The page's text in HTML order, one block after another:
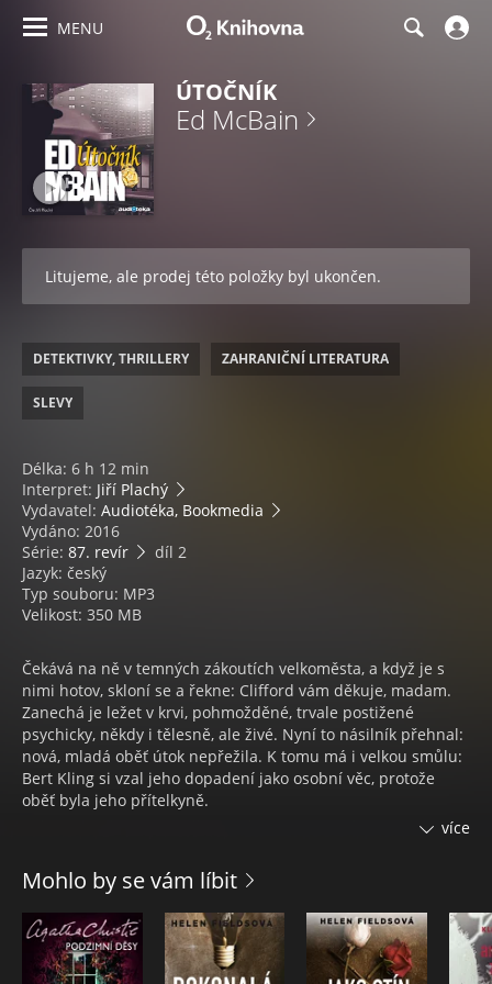
MENU
ÚTOČNÍK
Ed McBain
Litujeme, ale prodej této položky byl ukončen.
DETEKTIVKY, THRILLERY ZAHRANIČNÍ LITERATURA
SLEVY
Délka: 6 h 12 min
Interpret: Jiří Plachý
Vydavatel: Audiotéka, Bookmedia
Vydáno: 2016
Série: 87. revír
díl 2
Jazyk: český
Typ souboru: MP3
Velikost: 350 MB
Čekává na ně v temných zákoutích velkoměsta, a když je s
nimi hotov, skloní se a řekne: Clifford vám děkuje, madam.
Zanechá je ležet v krvi, pohmožděné, trvale postižené
psychicky, někdy i tělesně, ale živé. Nyní to násilník přehnal:
nová, mladá oběť útok nepřežila. K tomu má i velkou smůlu:
Bert Kling si vzal jeho dopadení jako osobní věc, protože
oběť byla jeho přítelkyně.
jménem Salvatore Lombino přijal svoje nové jméno (nejen
jako pseudonym, ale i v životě) v roce 1952 na radu
vydavatele, že anglosasky znějící jméno „se bude prodávat“
lépe. Pod jménem Lombino publikoval do té doby, jenom
několik povídek. Svá díla však psal i pod řadou pseudonymů.
více
Mohlo by se vám líbit